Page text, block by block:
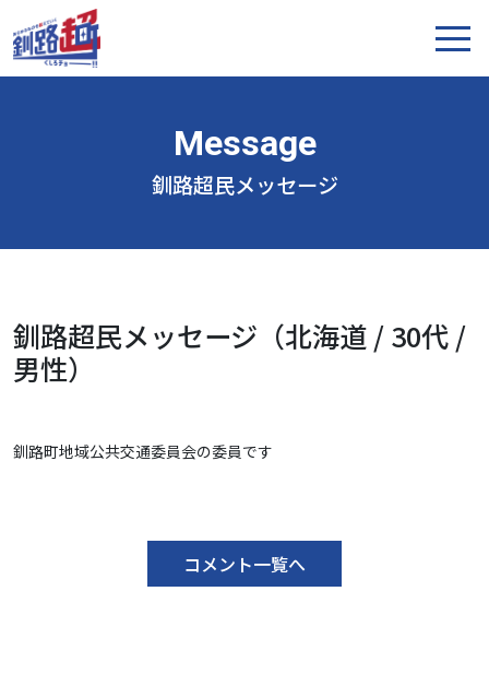
釧路超民メッセージ
釧路超民メッセージ（北海道 / 30代 /
男性）
釧路町地域公共交通委員会の委員です
コメント一覧へ